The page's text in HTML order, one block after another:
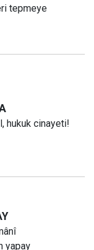
tepmeye
hukuk cinayeti!
yapay